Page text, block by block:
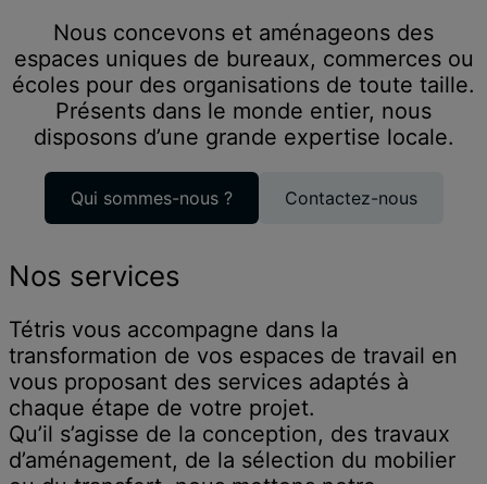
Nous concevons et aménageons des
espaces uniques de bureaux, commerces ou
écoles pour des organisations de toute taille.
Présents dans le monde entier, nous
disposons d’une grande expertise locale.
Qui sommes-nous ? Contactez-nous
Nos services
Tétris vous accompagne dans la
transformation de vos espaces de travail en
vous proposant des services adaptés à
chaque étape de votre projet.
Qu’il s’agisse de la conception, des travaux
d’aménagement, de la sélection du mobilier